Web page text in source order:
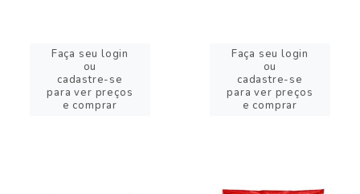
Faça seu login
ou
cadastre-se
para ver preços
e comprar
Faça seu login
ou
cadastre-se
para ver preços
e comprar